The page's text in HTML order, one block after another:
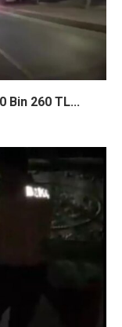
Bin 260 TL...